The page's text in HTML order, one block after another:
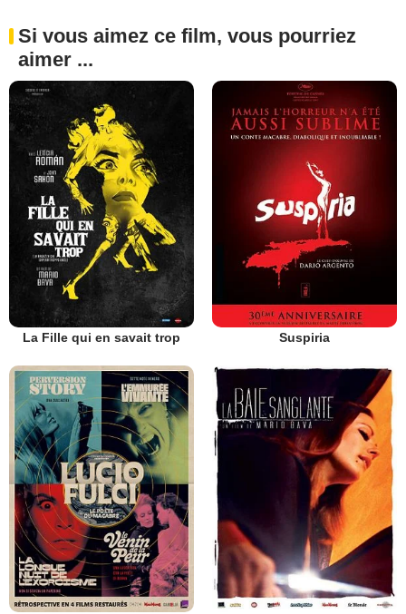
Si vous aimez ce film, vous pourriez
aimer ...
La Fille qui en savait trop Suspiria